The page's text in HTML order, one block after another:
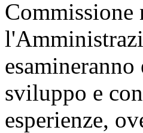
sviluppo e
esperienze,